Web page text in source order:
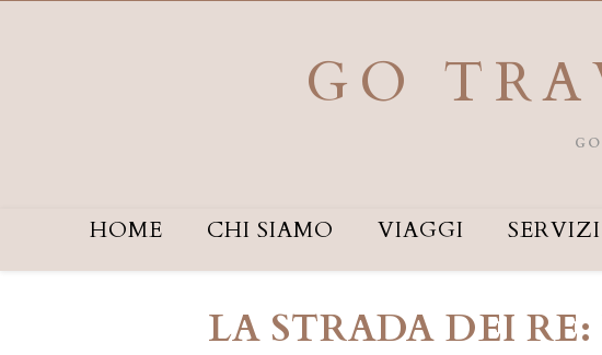
GO
HOME CHI SIAMO VIAGGI SERVIZI
LA STRADA DEI